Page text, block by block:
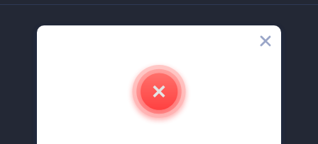
Contate-Nos
Carreiras